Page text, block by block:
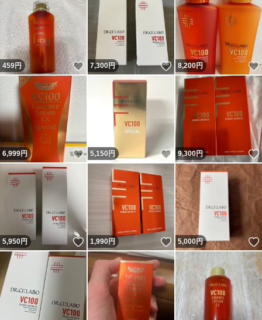
459円 いいね！
7,300円 いいね！
8,200円
6,999円 いいね！
5,150 円 いいね！
9,300円
5,950円 いいね！
1,990円 いいね！
5,000円